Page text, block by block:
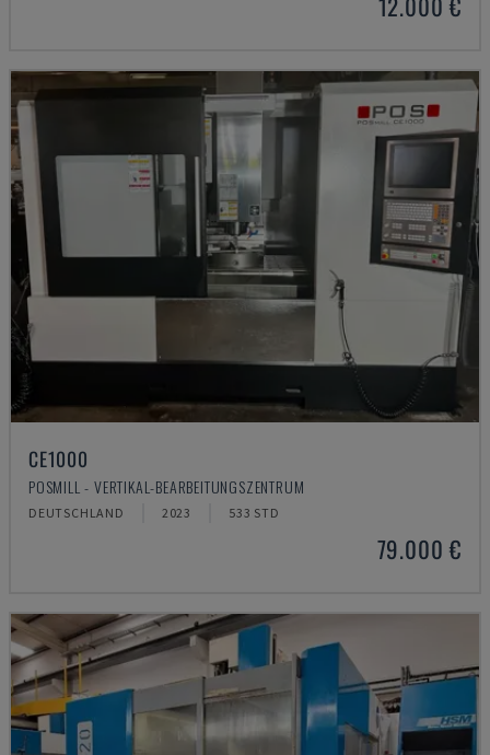
CE1000
POSMILL - VERTIKAL-BEARBEITUNGSZENTRUM
DEUTSCHLAND 2023 533 STD
79.000 €